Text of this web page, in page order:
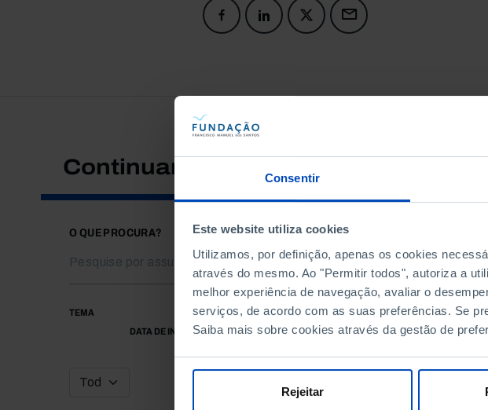
Consentir
Este website utiliza cookies
Utilizamos, por definição, apenas os cookies
através do mesmo. Ao "Permitir todos", autoriza a
melhor experiência de navegação, avaliar o
serviços, de acordo com as suas preferências. Se
Saiba mais sobre cookies através da gestão de
Rejeitar
Continuar a pesquisar
O QUE PROCURA?
TEMA
DATA DE INÍCIO
DATA DE FIM